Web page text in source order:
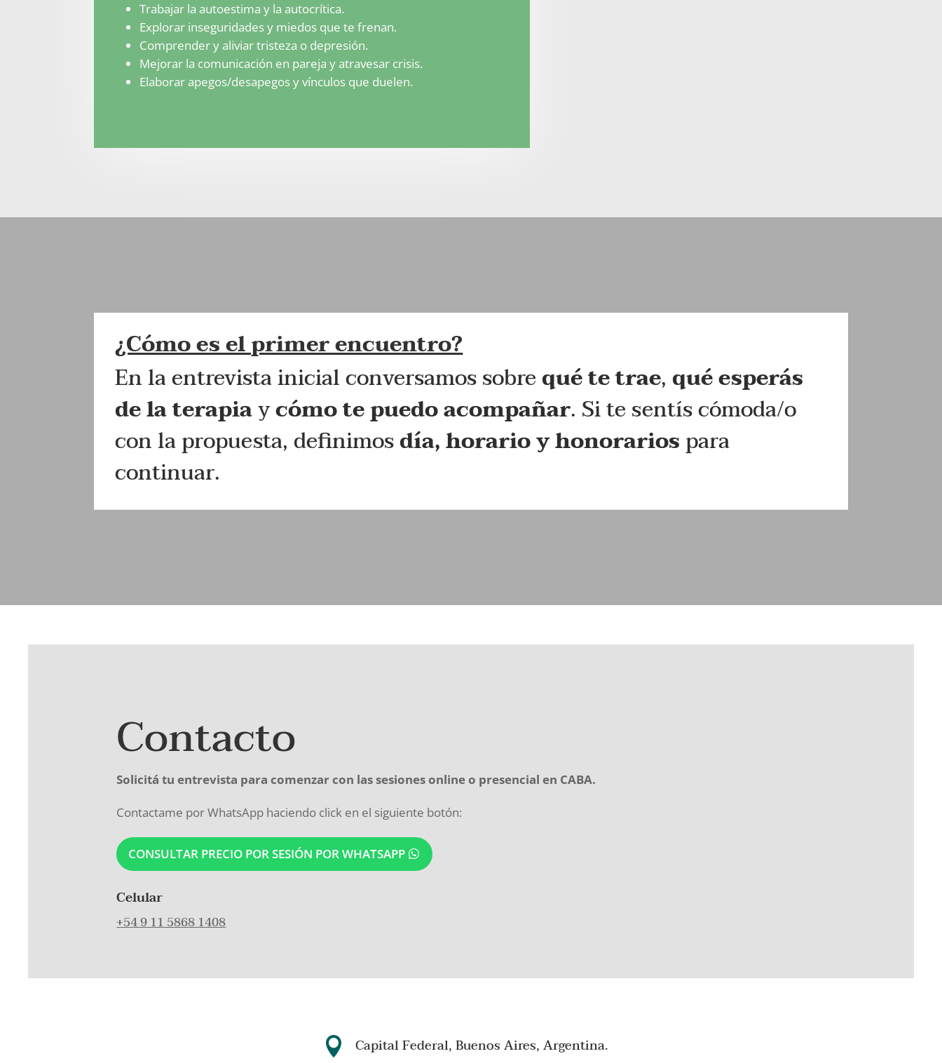
Trabajar la autoestima y la autocrítica.
Explorar inseguridades y miedos que te frenan.
Comprender y aliviar tristeza o depresión.
Mejorar la comunicación en pareja y atravesar crisis.
Elaborar apegos/desapegos y vínculos que duelen.
¿Cómo es el primer encuentro?
En la entrevista inicial conversamos sobrequé te trae, qué esperás
de la terapiaycómo te puedo acompañar. Si te sentís cómoda/o
con la propuesta, definimosdía, horario y honorariospara
continuar.
Contacto
Solicitá tu entrevista para comenzar con las sesiones online o presencial en CABA.
Contactame por WhatsApp haciendo click en el siguiente botón:
CONSULTAR PRECIO POR SESIÓN POR WHATSAPP
Celular
+54 9 11 5868 1408
 Capital Federal, Buenos Aires, Argentina.